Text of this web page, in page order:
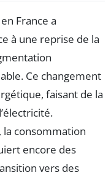
France a
à une reprise de la
Ce changement
faisant de la
la consommation
encore des
vers des